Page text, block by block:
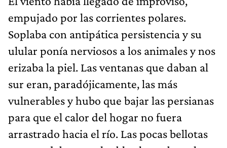
empujado por las corrientes polares.
Soplaba con antipática persistencia y su
ulular ponía nerviosos a los animales y nos
erizaba la piel. Las ventanas que daban al
sur eran, paradójicamente, las más
vulnerables y hubo que bajar las persianas
para que el calor del hogar no fuera
arrastrado hacia el río. Las pocas bellotas